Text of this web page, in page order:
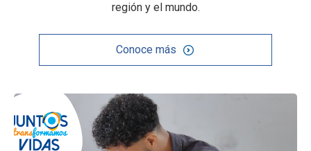
región y el mundo.
Conoce más